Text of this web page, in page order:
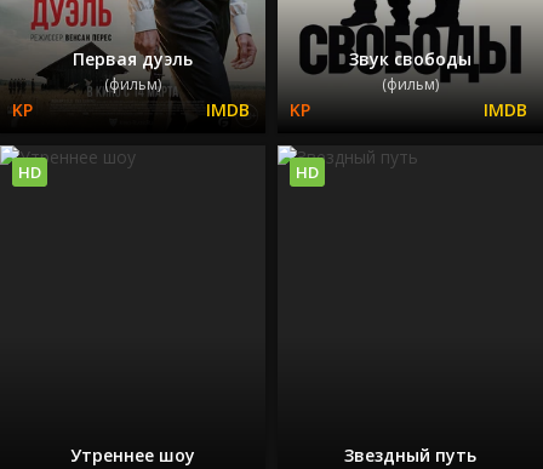
Первая дуэль
(фильм)
Звук свободы
(фильм)
Утреннее шоу
HD
Звездный путь
HD